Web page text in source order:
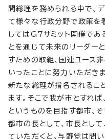
間総理を務められる中で、
て様々な行政分野で政策を
してはG7サミット開催であ
とを通じて未来のリーダー
すための取組、国連ユース
いったことに努力いただき
新たな総理が指名されるこ
ます。そこで我が市とすれ
というものを目指す都市、
都市の長として、市長とし
ていただくと。与野党は問